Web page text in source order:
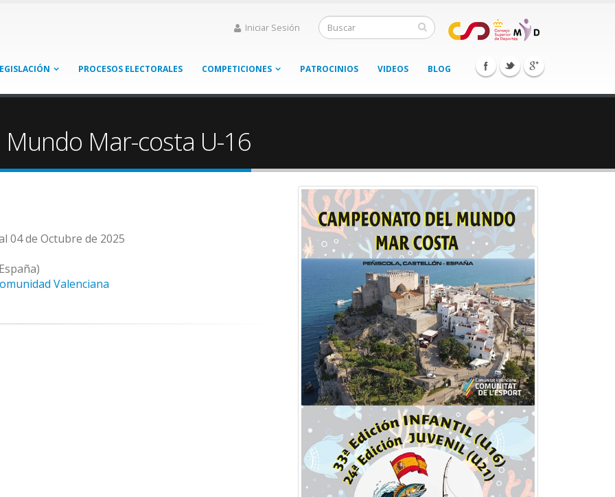
Iniciar Sesión
PROCESOS ELECTORALES COMPETICIONES PATROCINIOS VIDEOS BLOG
Mundo Mar-costa U-16
04 de Octubre de 2025
Valenciana